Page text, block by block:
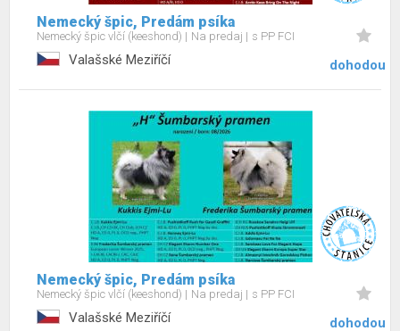
Nemecký špic, Predám psíka
Nemecký špic vlčí (keeshond) Na predaj s PP FCI
Valašské Meziříčí dohodou
Nemecký špic, Predám psíka
Nemecký špic vlčí (keeshond) Na predaj s PP FCI
Valašské Meziříčí dohodou